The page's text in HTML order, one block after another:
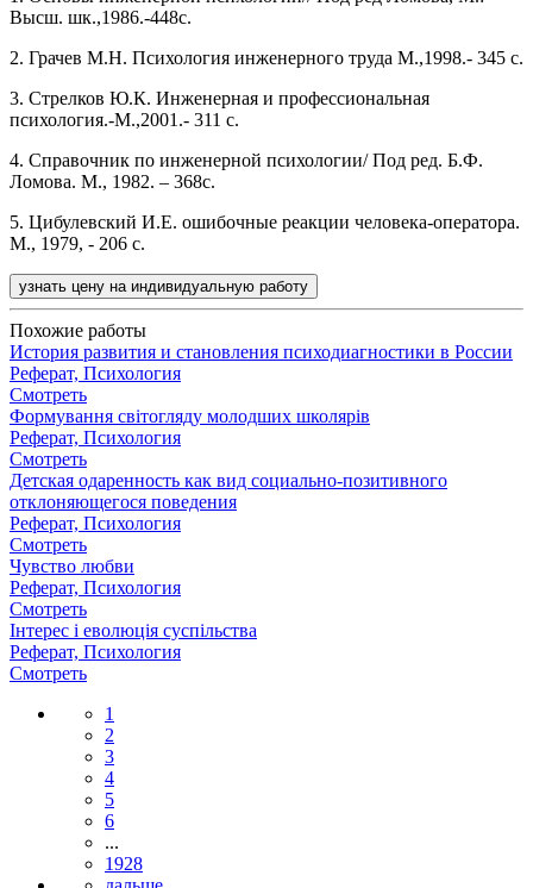
Высш. шк.,1986.-448с.
2. Грачев М.Н. Психология инженерного труда М.,1998.- 345 с.
3. Стрелков Ю.К. Инженерная и профессиональная
психология.-М.,2001.- 311 с.
4. Справочник по инженерной психологии/ Под ред. Б.Ф.
Ломова. М., 1982. – 368с.
5. Цибулевский И.Е. ошибочные реакции человека-оператора.
М., 1979, - 206 с.
узнать цену на индивидуальную работу
Похожие работы
История развития и становления психодиагностики в России
Реферат, Психология
Смотреть
Формування світогляду молодших школярів
Реферат, Психология
Смотреть
Детская одаренность как вид социально-позитивного
отклоняющегося поведения
Реферат, Психология
Смотреть
Чувство любви
Реферат, Психология
Смотреть
Інтерес і еволюція суспільства
Реферат, Психология
Смотреть
1
2
3
4
5
6
...
1928